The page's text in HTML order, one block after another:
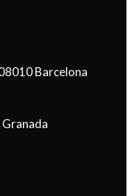
Barcelona